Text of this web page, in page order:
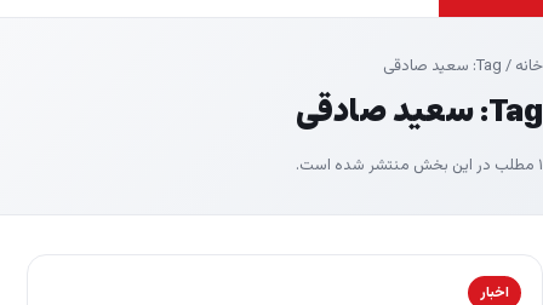
خانه / Tag: سعید صادقی
Tag: سعید صادقی
۱ مطلب در این بخش منتشر شده است.
اخبار